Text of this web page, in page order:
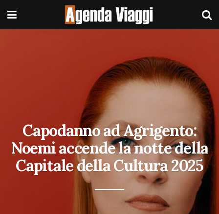
Capodanno ad Agrigento:
Noemi accende la notte della
Capitale della Cultura 2025